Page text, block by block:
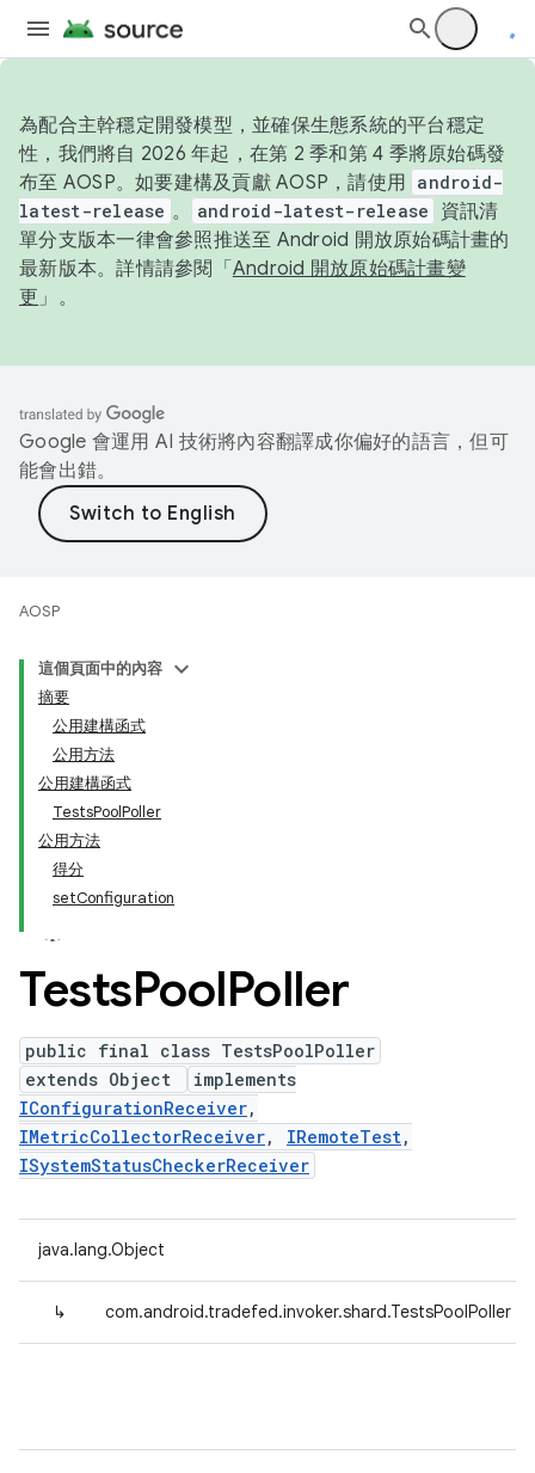
為配合主幹穩定開發模型，並確保生態系統的平台穩定
性，我們將自 2026 年起，在第 2 季和第 4 季將原始碼發
布至 AOSP。如要建構及貢獻 AOSP，請使用 android-
latest-release 。 android-latest-release
資訊清
單分支版本一律會參照推送至 Android 開放原始碼計畫的
最新版本。詳情請參閱「 Android 開放原始碼計畫變
更 」。
Google 會運用 AI 技術將內容翻譯成你偏好的語言，但可
能會出錯。
AOSP
這個頁面中的內容
摘要
公用建構函式
公用方法
公用建構函式
TestsPoolPoller
公用方法
得分
setConfiguration
TestsPoolPoller
public final class TestsPoolPoller
extends Object
implements
IConfigurationReceiver,
IMetricCollectorReceiver, IRemoteTest,
ISystemStatusCheckerReceiver
java.lang.Object
↳ com.android.tradefed.invoker.shard.TestsPoolPoller